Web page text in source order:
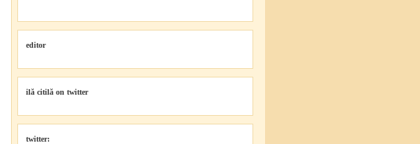
editor
ilă citilă on twitter
twitter: